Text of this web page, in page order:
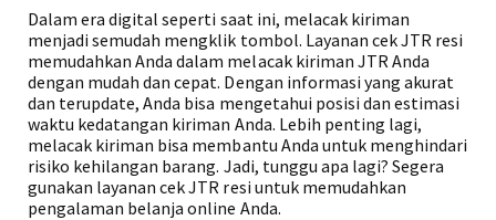
Dalam era digital seperti saat ini, melacak kiriman
menjadi semudah mengklik tombol. Layanan cek JTR resi
memudahkan Anda dalam melacak kiriman JTR Anda
dengan mudah dan cepat. Dengan informasi yang akurat
dan terupdate, Anda bisa mengetahui posisi dan estimasi
waktu kedatangan kiriman Anda. Lebih penting lagi,
melacak kiriman bisa membantu Anda untuk menghindari
risiko kehilangan barang. Jadi, tunggu apa lagi? Segera
gunakan layanan cek JTR resi untuk memudahkan
pengalaman belanja online Anda.